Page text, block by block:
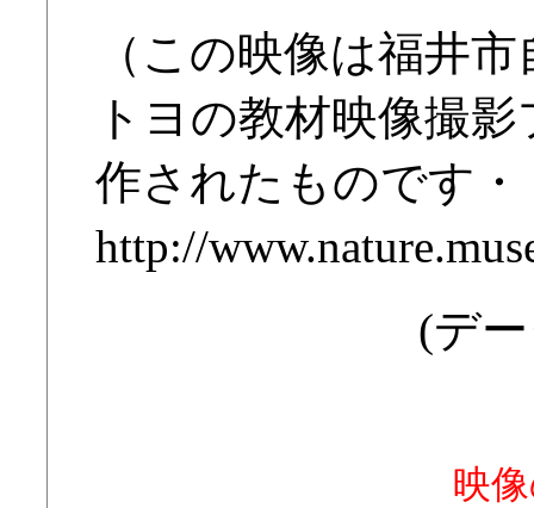
（この映像は福井
トヨの教材映像撮
作されたものです・
http://
(デ
映